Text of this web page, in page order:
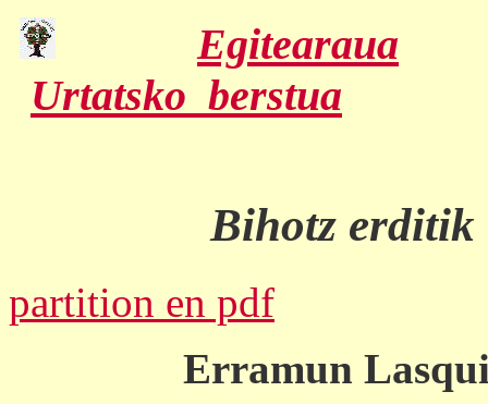
Egitearaua
Urtatsko_berstua
Bihotz
partition en pdf
Erramun